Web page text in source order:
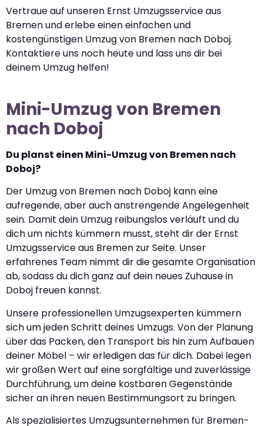
Vertraue auf unseren Ernst Umzugsservice aus
Bremen und erlebe einen einfachen und
kostengünstigen Umzug von Bremen nach Doboj.
Kontaktiere uns noch heute und lass uns dir bei
deinem Umzug helfen!
Mini-Umzug von Bremen
nach Doboj
Du planst einen Mini-Umzug von Bremen nach
Doboj?
Der Umzug von Bremen nach Doboj kann eine
aufregende, aber auch anstrengende Angelegenheit
sein. Damit dein Umzug reibungslos verläuft und du
dich um nichts kümmern musst, steht dir der Ernst
Umzugsservice aus Bremen zur Seite. Unser
erfahrenes Team nimmt dir die gesamte Organisation
ab, sodass du dich ganz auf dein neues Zuhause in
Doboj freuen kannst.
Unsere professionellen Umzugsexperten kümmern
sich um jeden Schritt deines Umzugs. Von der Planung
über das Packen, den Transport bis hin zum Aufbauen
deiner Möbel – wir erledigen das für dich. Dabei legen
wir großen Wert auf eine sorgfältige und zuverlässige
Durchführung, um deine kostbaren Gegenstände
sicher an ihren neuen Bestimmungsort zu bringen.
Als spezialisiertes Umzugsunternehmen für Bremen-